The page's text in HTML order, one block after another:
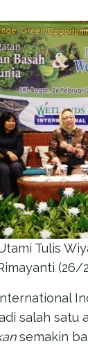
Tulis
(26/
salah satu
semakin